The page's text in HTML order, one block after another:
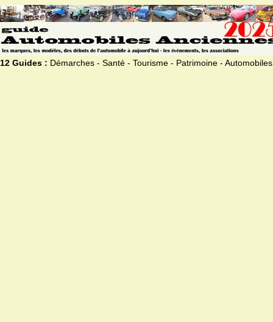
12 Guides : Démarches - Santé - Tourisme - Patrimoine - Automobiles